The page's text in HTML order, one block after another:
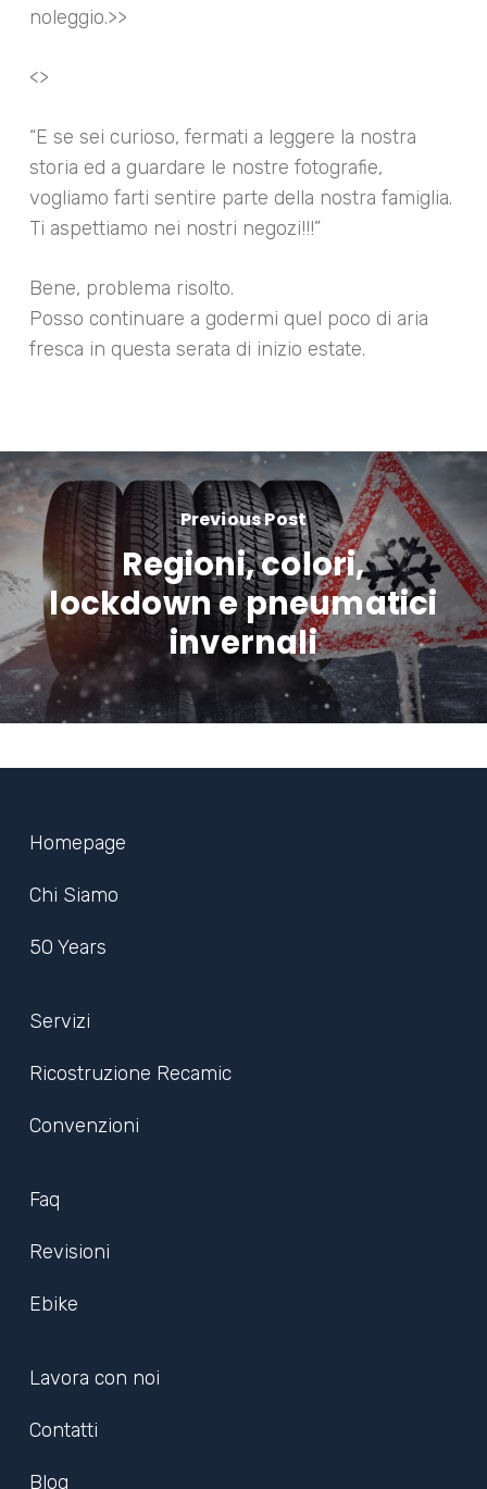
noleggio.>>
<>
“E se sei curioso, fermati a leggere la nostra
storia ed a guardare le nostre fotografie,
vogliamo farti sentire parte della nostra famiglia.
Ti aspettiamo nei nostri negozi!!!”
Bene, problema risolto.
Posso continuare a godermi quel poco di aria
fresca in questa serata di inizio estate.
Previous Post
Regioni, colori,
lockdown e pneumatici
invernali
Homepage
Chi Siamo
50 Years
Servizi
Ricostruzione Recamic
Convenzioni
Faq
Revisioni
Ebike
Lavora con noi
Contatti
Blog